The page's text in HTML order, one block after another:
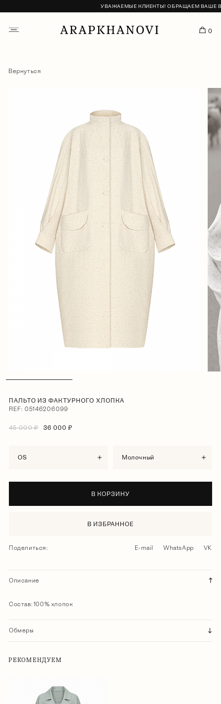
УВАЖАЕМЫЕ КЛИЕНТЫ! ОБРАЩАЕМ ВАШЕ
0
Вернуться
ПАЛЬТО ИЗ ФАКТУРНОГО ХЛОПКА
REF: 05146206099
45 000 ₽ 36 000 ₽
OS молочный
В КОРЗИНУ
В ИЗБРАННОЕ
Поделиться: E-mail WhatsApp VK
Описание
Состав: 100% хлопок
Обмеры
РЕКОМЕНДУЕМ